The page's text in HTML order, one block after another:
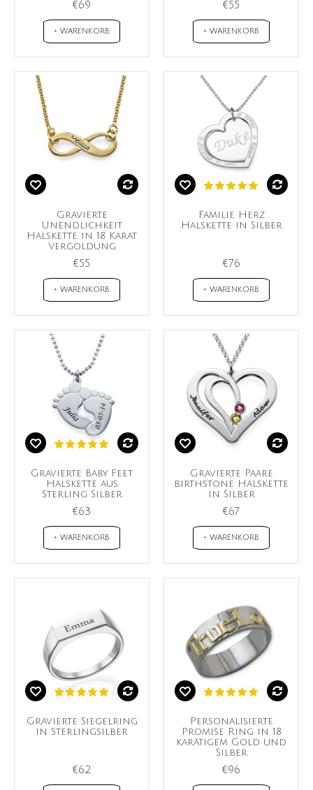
€69
+ WARENKORB
€55
+ WARENKORB
Gravierte
Unendlichkeit
Halskette in 18 Karat
Vergoldung
€55
+ WARENKORB
Familie Herz
Halskette in Silber
€76
+ WARENKORB
Gravierte Baby Feet
Halskette aus
Sterling Silber
€63
+ WARENKORB
Gravierte Paare
birthstone Halskette
in Silber
€67
+ WARENKORB
Gravierte Siegelring
in Sterlingsilber
€62
Personalisierte
Promise Ring in 18
karätigem Gold und
Silber
€96